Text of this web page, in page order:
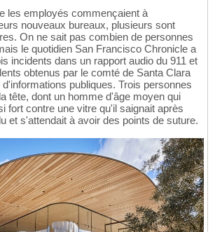
les employés commençaient à
nouveaux bureaux, plusieurs sont
On ne sait pas combien de personnes
le quotidien San Francisco Chronicle a
incidents dans un rapport audio du 911 et
obtenus par le comté de Santa Clara
publiques. Trois personnes
tête, dont un homme d'âge moyen qui
fort contre une vitre qu'il saignait après
et s'attendait à avoir des points de suture.